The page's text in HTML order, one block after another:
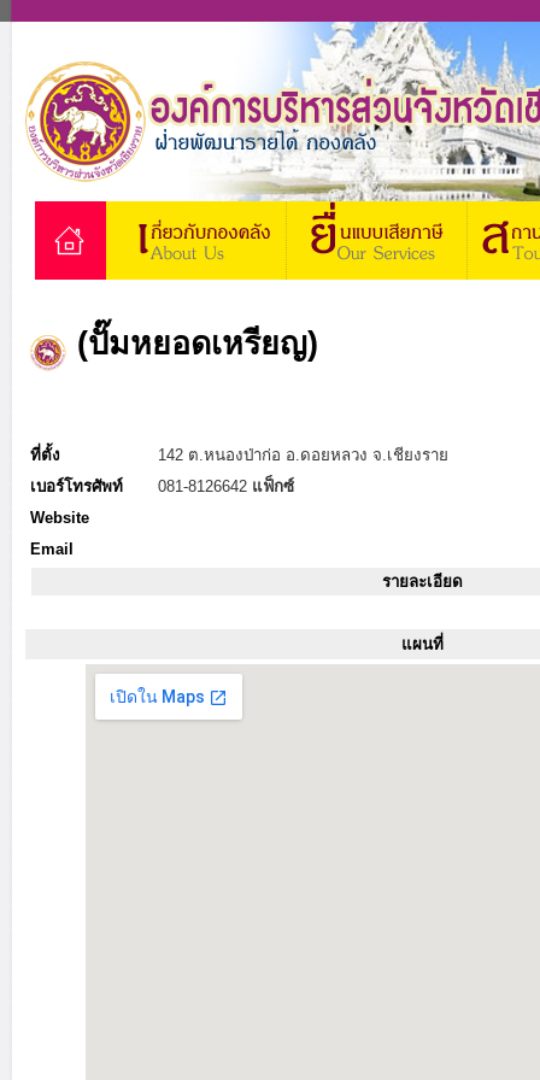
(ปั๊มหยอดเหรียญ)
ที่ตั้ง
142 ต.หนองป่าก่อ อ.ดอยหลวง จ.เชียงราย
เบอร์โทรศัพท์
081-8126642 แฟ็กซ์
Website
Email
รายละเอียด
แผนที่